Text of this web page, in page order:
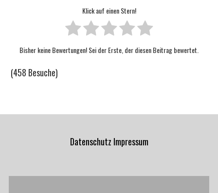
Klick auf einen Stern!
Bisher keine Bewertungen! Sei der Erste, der diesen Beitrag bewertet.
(458 Besuche)
Datenschutz Impressum